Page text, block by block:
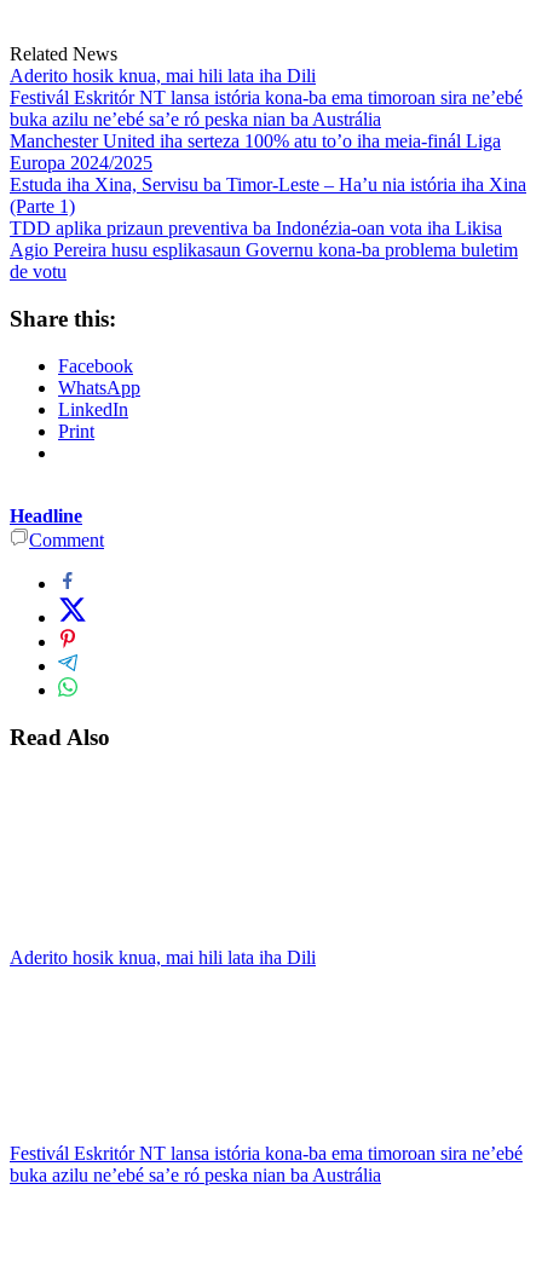
Related News
Aderito hosik knua, mai hili lata iha Dili
Festivál Eskritór NT lansa istória kona-ba ema timoroan sira ne’ebé
buka azilu ne’ebé sa’e ró peska nian ba Austrália
Manchester United iha serteza 100% atu to’o iha meia-finál Liga
Europa 2024/2025
Estuda iha Xina, Servisu ba Timor-Leste – Ha’u nia istória iha Xina
(Parte 1)
TDD aplika prizaun preventiva ba Indonézia-oan vota iha Likisa
Agio Pereira husu esplikasaun Governu kona-ba problema buletim
de votu
Share this:
Facebook
WhatsApp
LinkedIn
Print
Headline
Comment
Read Also
Aderito hosik knua, mai hili lata iha Dili
Festivál Eskritór NT lansa istória kona-ba ema timoroan sira ne’ebé
buka azilu ne’ebé sa’e ró peska nian ba Austrália